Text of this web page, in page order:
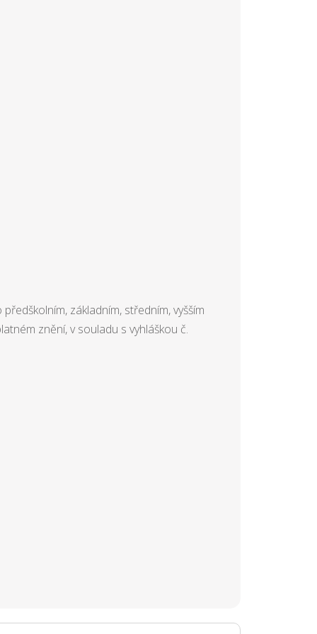
základním, středním, vyšším
znění, v souladu s vyhláškou č.